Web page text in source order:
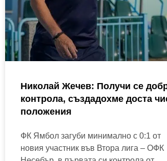
Николай Жечев: Получи се
контрола, създадохме доста
положения
ФК Ямбол загуби минимално с 0:1 от
новия участник във Втора лига – ОФК